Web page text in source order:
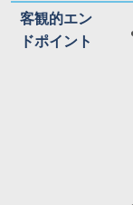
客観的エン
ドポイント